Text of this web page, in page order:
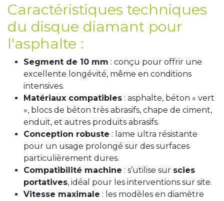
Caractéristiques techniques
du disque diamant pour
l'asphalte :
Segment de 10 mm : conçu pour offrir une
excellente longévité, même en conditions
intensives.
Matériaux compatibles : asphalte, béton « vert
», blocs de béton très abrasifs, chape de ciment,
enduit, et autres produits abrasifs.
Conception robuste : lame ultra résistante
pour un usage prolongé sur des surfaces
particulièrement dures.
Compatibilité machine : s’utilise sur scies
portatives, idéal pour les interventions sur site.
Vitesse maximale : les modèles en diamètre